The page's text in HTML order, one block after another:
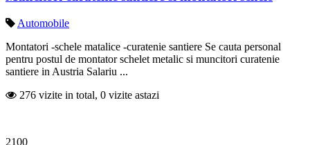
Automobile
Montatori -schele matalice -curatenie santiere Se cauta personal
pentru postul de montator schelet metalic si muncitori curatenie
santiere in Austria Salariu ...
276 vizite in total, 0 vizite astazi
2100